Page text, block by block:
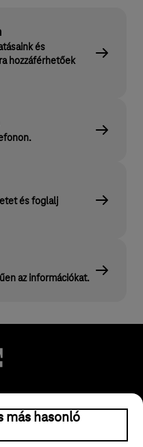
és
hozzáférhetőek
és foglalj
az információkat.
más hasonló